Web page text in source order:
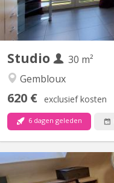
Studio
30 m²
Gembloux
620 € exclusief kosten
6 dagen geleden